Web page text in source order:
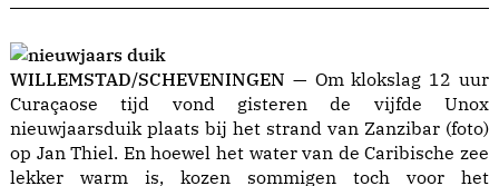
WILLEMSTAD/SCHEVENINGEN — Om klokslag 12 uur
Curaçaose tijd vond gisteren de vijfde Unox
nieuwjaarsduik plaats bij het strand van Zanzibar (foto)
op Jan Thiel. En hoewel het water van de Caribische zee
lekker warm is, kozen sommigen toch voor het